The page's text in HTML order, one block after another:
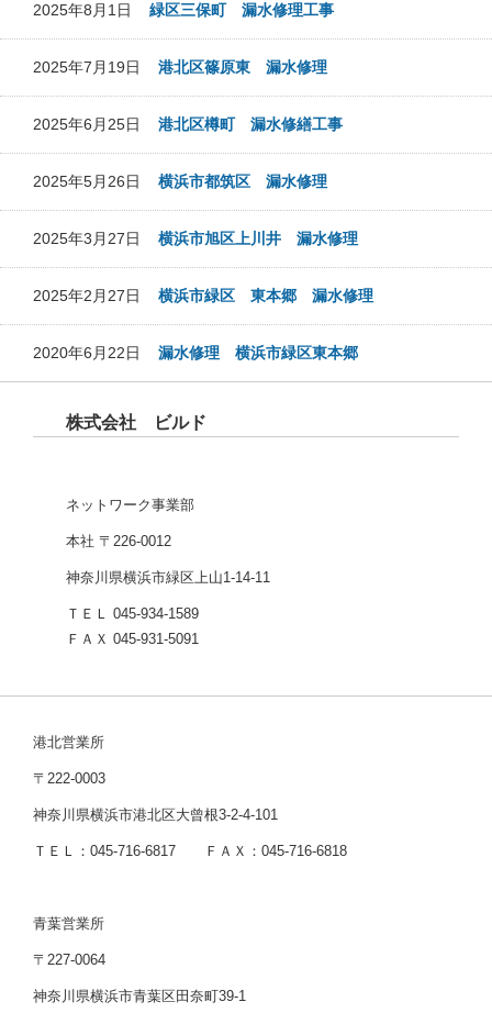
2025年8月1日 緑区三保町 漏水修理工事
2025年7月19日 港北区篠原東 漏水修理
2025年6月25日 港北区樽町 漏水修繕工事
2025年5月26日 横浜市都筑区 漏水修理
2025年3月27日 横浜市旭区上川井 漏水修理
2025年2月27日 横浜市緑区 東本郷 漏水修理
2020年6月22日 漏水修理 横浜市緑区東本郷
株式会社 ビルド
ネットワーク事業部
本社 〒226-0012
神奈川県横浜市緑区上山1-14-11
ＴＥＬ 045-934-1589
ＦＡＸ 045-931-5091
港北営業所
〒222-0003
神奈川県横浜市港北区大曾根3-2-4-101
ＴＥＬ：045-716-6817 ＦＡＸ：045-716-6818
青葉営業所
〒227-0064
神奈川県横浜市青葉区田奈町39-1